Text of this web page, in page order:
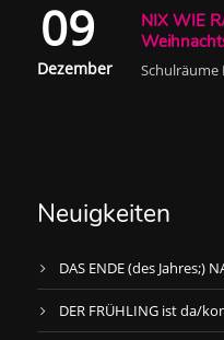
09
Dezember
NIX WIE
Neuigkeiten
DAS ENDE (des Jahres;)
DER FRÜHLING ist da/